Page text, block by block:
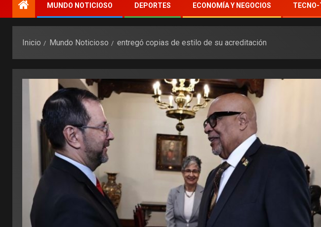
MUNDO NOTICIOSO DEPORTES ECONOMÍA Y NEGOCIOS
Inicio Mundo Noticioso entregó copias de estilo de su acreditación